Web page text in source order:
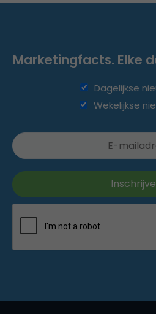
Marketingfacts. Elke
Dagelijkse
Wekelijkse